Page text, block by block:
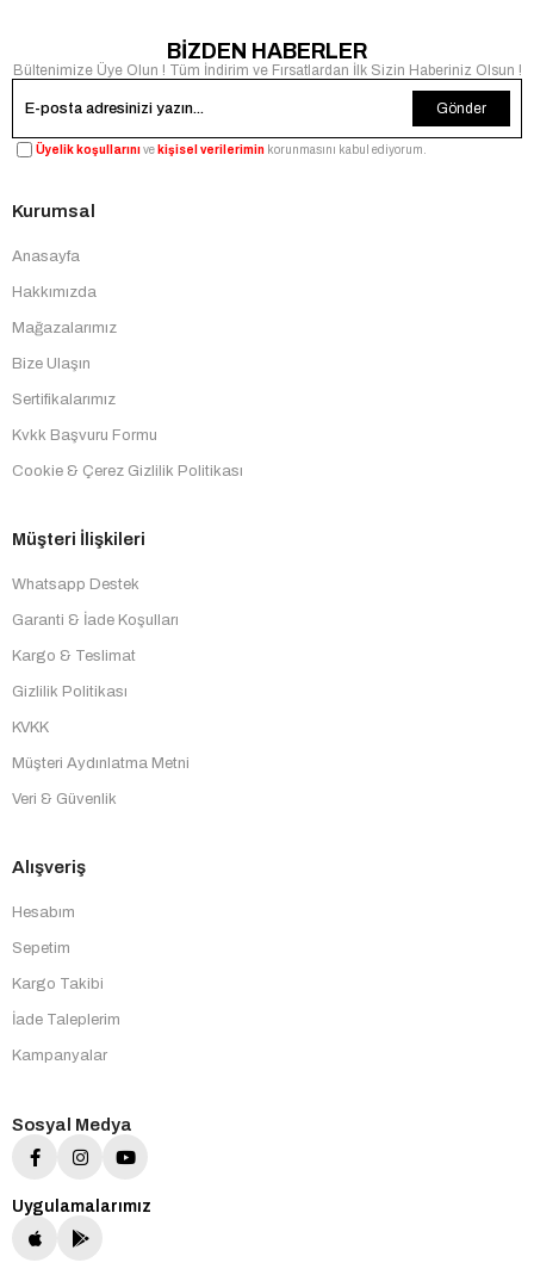
BİZDEN HABERLER
Bültenimize Üye Olun ! Tüm İndirim ve Fırsatlardan İlk Sizin Haberiniz Olsun !
Gönder
Üyelik koşullarınıve kişisel verilerimin korunmasını kabul ediyorum.
Kurumsal
Anasayfa
Hakkımızda
Mağazalarımız
Bize Ulaşın
Sertifikalarımız
Kvkk Başvuru Formu
Cookie & Çerez Gizlilik Politikası
Müşteri İlişkileri
Whatsapp Destek
Garanti & İade Koşulları
Kargo & Teslimat
Gizlilik Politikası
KVKK
Müşteri Aydınlatma Metni
Veri & Güvenlik
Alışveriş
Hesabım
Sepetim
Kargo Takibi
İade Taleplerim
Kampanyalar
Sosyal Medya
Uygulamalarımız